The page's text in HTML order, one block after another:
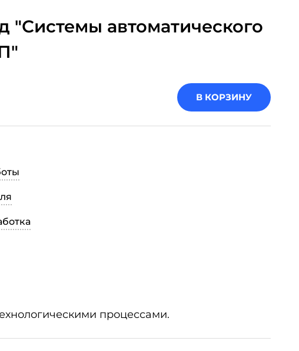
"Системы автоматического
В КОРЗИНУ
процессами.